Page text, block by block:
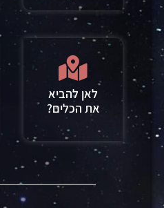
לאן להביא
את הכלים?